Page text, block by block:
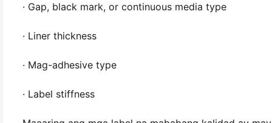
· Gap, black mark, or continuous media type
· Liner thickness
· Mag-adhesive type
· Label stiffness